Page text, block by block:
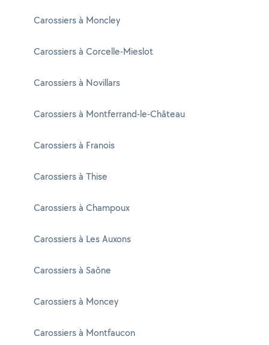
Carossiers à Moncley
Carossiers à Corcelle-Mieslot
Carossiers à Novillars
Carossiers à Montferrand-le-Château
Carossiers à Franois
Carossiers à Thise
Carossiers à Champoux
Carossiers à Les Auxons
Carossiers à Saône
Carossiers à Moncey
Carossiers à Montfaucon